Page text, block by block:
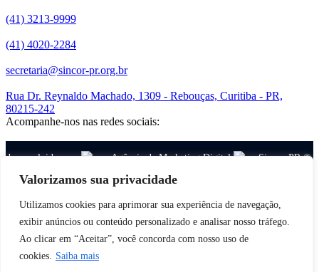
Valorizamos sua privacidade
Utilizamos cookies para aprimorar sua experiência de navegação,
exibir anúncios ou conteúdo personalizado e analisar nosso tráfego.
Ao clicar em “Aceitar”, você concorda com nosso uso de
cookies. Saiba mais
(41) 3213-9999
(41) 4020-2284
secretaria@sincor-pr.org.br
Rua Dr. Reynaldo Machado, 1309 - Rebouças, Curitiba - PR,
80215-242
Acompanhe-nos nas redes sociais:
desenvolvido com por Agência de Marketing Digital
Sincor-PR ©